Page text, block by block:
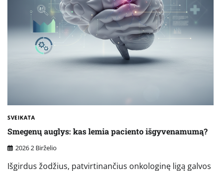
SVEIKATA
Smegenų auglys: kas lemia paciento išgyvenamumą?
2026 2 Birželio
Išgirdus žodžius, patvirtinančius onkologinę ligą galvos